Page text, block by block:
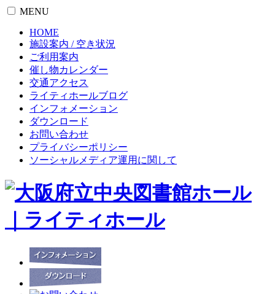
MENU
HOME
施設案内 / 空き状況
ご利用案内
催し物カレンダー
交通アクセス
ライティホールブログ
インフォメーション
ダウンロード
お問い合わせ
プライバシーポリシー
ソーシャルメディア運用に関して